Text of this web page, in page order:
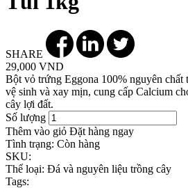
SHARE
29,000 VND
Bột vỏ trứng Eggona 100% nguyên chất
vệ sinh và xay mịn, cung cấp Calcium
cây lợi đất.
Số lượng
Thêm vào giỏ Đặt hàng ngay
Tình trạng: Còn hàng
SKU:
Thể loại: Đá và nguyên liệu trồng cây
Tags: